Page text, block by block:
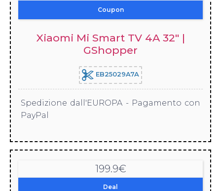
Coupon
Xiaomi Mi Smart TV 4A 32″ |
GShopper
EB25029A7A
Spedizione dall'EUROPA - Pagamento con
PayPal
199.9€
Deal